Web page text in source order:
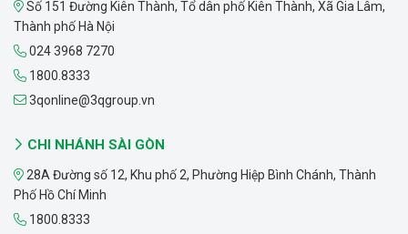
Số 151 Đường Kiên Thành, Tổ dân phố Kiên Thành, Xã Gia Lâm,
Thành phố Hà Nội
024 3968 7270
1800.8333
3qonline@3qgroup.vn
CHI NHÁNH SÀI GÒN
28A Đường số 12, Khu phố 2, Phường Hiệp Bình Chánh, Thành
Phố Hồ Chí Minh
1800.8333